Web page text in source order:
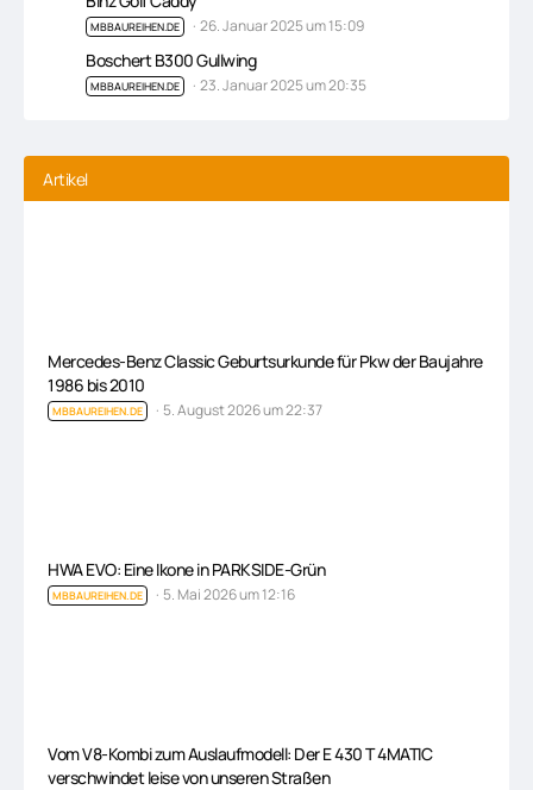
MBBAUREIHEN.DE 26. Januar 2025 um 15:09
Boschert B300 Gullwing
MBBAUREIHEN.DE 23. Januar 2025 um 20:35
Artikel
Mercedes-Benz Classic Geburtsurkunde für Pkw der Baujahre
1986 bis 2010
MBBAUREIHEN.DE 5. August 2026 um 22:37
HWA EVO: Eine Ikone in PARKSIDE-Grün
MBBAUREIHEN.DE 5. Mai 2026 um 12:16
Vom V8-Kombi zum Auslaufmodell: Der E 430 T 4MATIC
verschwindet leise von unseren Straßen